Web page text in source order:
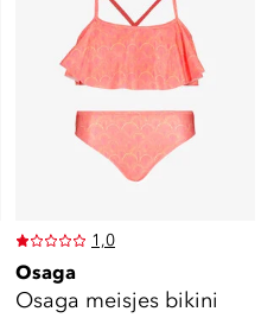
1,0
Osaga
Osaga meisjes bikini